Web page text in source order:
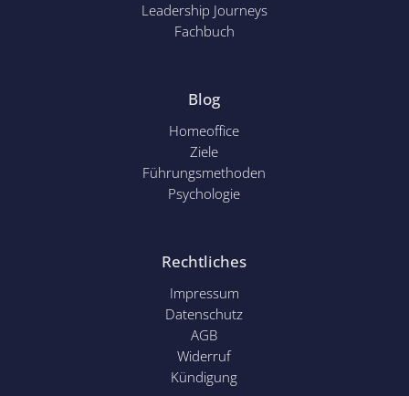
Leadership Journeys
Fachbuch
Blog
Homeoffice
Ziele
Führungsmethoden
Psychologie
Rechtliches
Impressum
Datenschutz
AGB
Widerruf
Kündigung